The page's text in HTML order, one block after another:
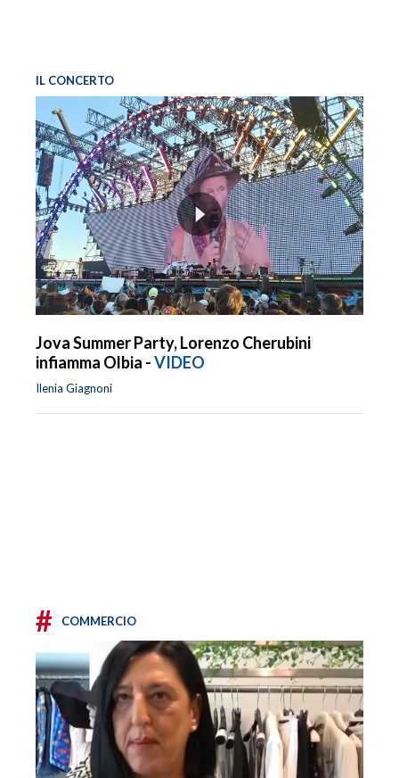
IL CONCERTO
Jova Summer Party, Lorenzo Cherubini
infiamma Olbia -VIDEO
Ilenia Giagnoni
# COMMERCIO